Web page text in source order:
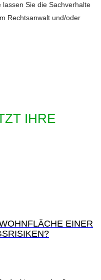
lassen Sie die Sachverhalte
Rechtsanwalt und/oder
IHRE
EINER